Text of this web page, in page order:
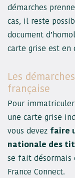
démarches
cas, il reste
document
carte grise est en
Les
française
Pour
une carte grise
vous devez faire
nationale des
se fait désormais
France Connect.